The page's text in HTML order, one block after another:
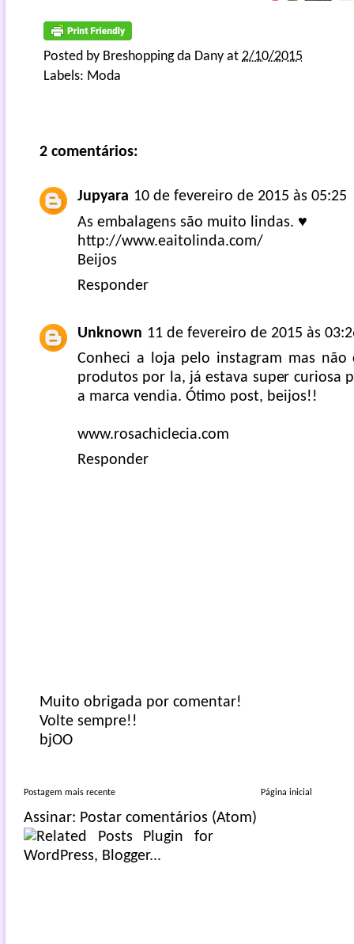
Posted by Breshopping da Dany at 2/10/2015
Labels: Moda
2 comentários:
Jupyara 10 de fevereiro de 2015 às 05:25
As embalagens são muito lindas. ♥
http://www.eaitolinda.com/
Beijos
Responder
Unknown 11 de fevereiro de 2015 às
Conheci a loja pelo instagram mas não
produtos por la, já estava super curiosa
a marca vendia. Ótimo post, beijos!!
www.rosachiclecia.com
Responder
Muito obrigada por comentar!
Volte sempre!!
bjOO
Postagem mais recente Página inicial
Assinar: Postar comentários (Atom)